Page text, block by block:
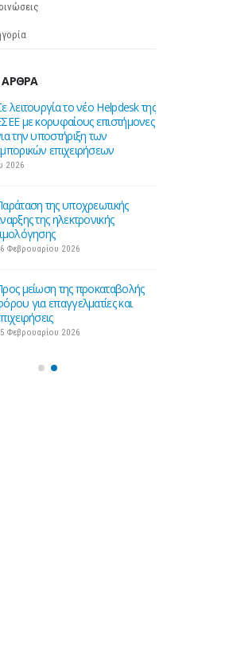
λειτουργία το νέο Helpdesk της
με κορυφαίους επιστήμονες
την υποστήριξη των
επιχειρήσεων
2026
της υποχρεωτικής
της ηλεκτρονικής
Φεβρουαρίου 2026
μείωση της προκαταβολής
για επαγγελματίες και
Φεβρουαρίου 2026